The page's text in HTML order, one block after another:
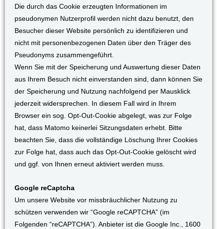
Die durch das Cookie erzeugten Informationen im
pseudonymen Nutzerprofil werden nicht dazu benutzt, den
Besucher dieser Website persönlich zu identifizieren und
nicht mit personenbezogenen Daten über den Träger des
Pseudonyms zusammengeführt.
Wenn Sie mit der Speicherung und Auswertung dieser Daten
aus Ihrem Besuch nicht einverstanden sind, dann können Sie
der Speicherung und Nutzung nachfolgend per Mausklick
jederzeit widersprechen. In diesem Fall wird in Ihrem
Browser ein sog. Opt-Out-Cookie abgelegt, was zur Folge
hat, dass Matomo keinerlei Sitzungsdaten erhebt. Bitte
beachten Sie, dass die vollständige Löschung Ihrer Cookies
zur Folge hat, dass auch das Opt-Out-Cookie gelöscht wird
und ggf. von Ihnen erneut aktiviert werden muss.
Google reCaptcha
Um unsere Website vor missbräuchlicher Nutzung zu
schützen verwenden wir “Google reCAPTCHA” (im
Folgenden “reCAPTCHA”). Anbieter ist die Google Inc., 1600